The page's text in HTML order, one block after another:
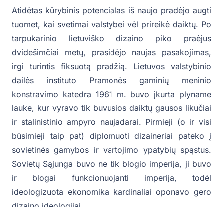
Atidėtas kūrybinis potencialas iš naujo pradėjo augti
tuomet, kai svetimai valstybei vėl prireikė daiktų. Po
tarpukarinio lietuviško dizaino piko praėjus
dvidešimčiai metų, prasidėjo naujas pasakojimas,
irgi turintis fiksuotą pradžią. Lietuvos valstybinio
dailės instituto Pramonės gaminių meninio
konstravimo katedra 1961 m. buvo įkurta plyname
lauke, kur vyravo tik buvusios daiktų gausos likučiai
ir stalinistinio ampyro naujadarai. Pirmieji (o ir visi
būsimieji taip pat) diplomuoti dizaineriai pateko į
sovietinės gamybos ir vartojimo ypatybių spąstus.
Sovietų Sąjunga buvo ne tik blogio imperija, ji buvo
ir blogai funkcionuojanti imperija, todėl
ideologizuota ekonomika kardinaliai oponavo gero